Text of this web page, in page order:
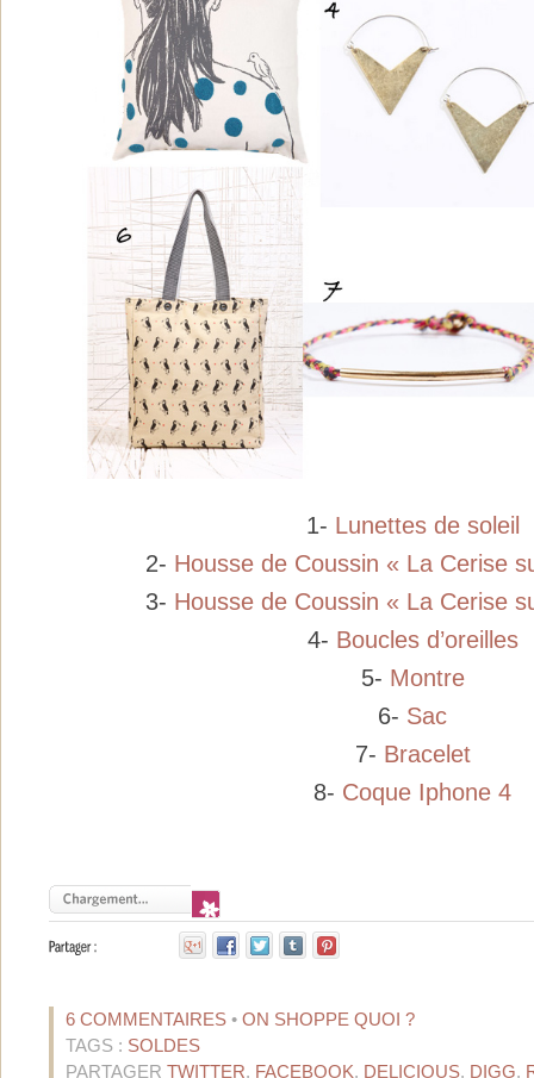
1- Lunettes de soleil
2- Housse de Coussin « La Cerise
3- Housse de Coussin « La Cerise
4- Boucles d’oreilles
5- Montre
6- Sac
7- Bracelet
8- Coque Iphone 4
6 COMMENTAIRES • ON SHOPPE QUOI ?
TAGS : SOLDES
PARTAGER TWITTER, FACEBOOK, DELICIOUS, DIGG,